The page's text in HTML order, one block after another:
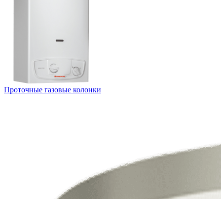
Проточные газовые колонки